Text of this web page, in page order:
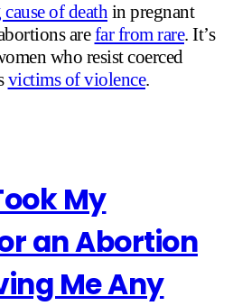
of deathin pregnant
arefar from rare. It’s
who resist coerced
victims of violence.
My
an Abortion
Me Any